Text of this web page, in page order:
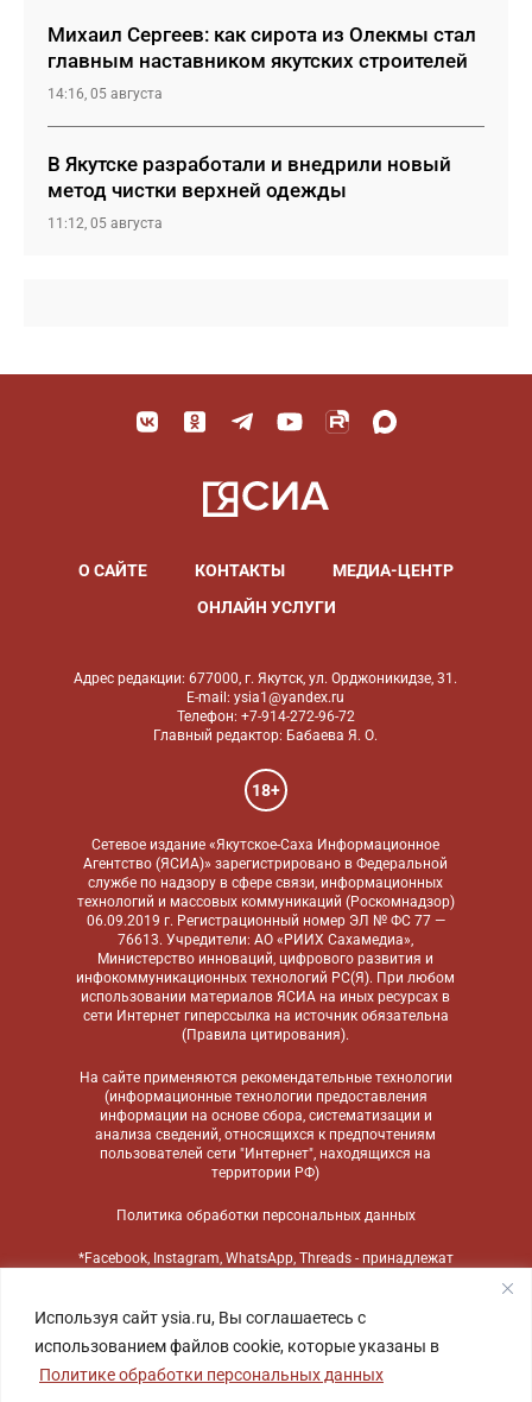
Используя сайт ysia.ru, Вы соглашаетесь с
использованием файлов cookie, которые указаны в
Политике обработки персональных данных
Михаил Сергеев: как сирота из Олекмы стал
главным наставником якутских строителей
14:16, 05 августа
В Якутске разработали и внедрили новый
метод чистки верхней одежды
11:12, 05 августа
О САЙТЕ КОНТАКТЫ
МЕДИА-ЦЕНТР
ОНЛАЙН УСЛУГИ
Адрес редакции: 677000, г. Якутск, ул. Орджоникидзе, 31.
E-mail: ysia1@yandex.ru
Телефон: +7-914-272-96-72
Главный редактор: Бабаева Я. О.
18+
Сетевое издание «Якутское-Саха Информационное
Агентство (ЯСИА)» зарегистрировано в Федеральной
службе по надзору в сфере связи, информационных
технологий и массовых коммуникаций (Роскомнадзор)
06.09.2019 г. Регистрационный номер ЭЛ № ФС 77 —
76613. Учредители: АО «РИИХ Сахамедиа»,
Министерство инноваций, цифрового развития и
инфокоммуникационных технологий РС(Я). При любом
использовании материалов ЯСИА на иных ресурсах в
сети Интернет гиперссылка на источник обязательна
(Правила цитирования).
На сайте применяются рекомендательные технологии
(информационные технологии предоставления
информации на основе сбора, систематизации и
анализа сведений, относящихся к предпочтениям
пользователей сети "Интернет", находящихся на
территории РФ)
Политика обработки персональных данных
*Facebook, Instagram, WhatsApp, Threads - принадлежат